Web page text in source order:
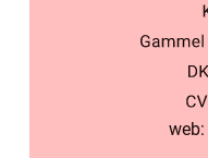
web: